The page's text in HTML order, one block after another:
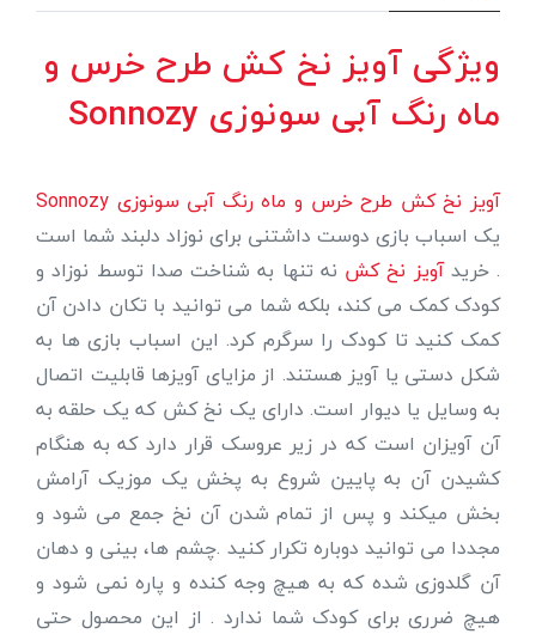
ویژگی آویز نخ کش طرح خرس و
ماه رنگ آبی سونوزی Sonnozy
آویز نخ کش طرح خرس و ماه رنگ آبی سونوزی Sonnozy
یک اسباب بازی دوست داشتنی برای نوزاد دلبند شما است
. خریدآویز نخ کش نه تنها به شناخت صدا توسط نوزاد و
کودک کمک می کند، بلکه شما می توانید با تکان دادن آن
کمک کنید تا کودک را سرگرم کرد. این اسباب بازی ها به
شکل دستی یا آویز هستند. از مزایای آویزها قابلیت اتصال
به وسایل یا دیوار است. دارای یک نخ کش که یک حلقه به
آن آویزان است که در زیر عروسک قرار دارد که به هنگام
کشیدن آن به پایین شروع به پخش یک موزیک آرامش
بخش میکند و پس از تمام شدن آن نخ جمع می شود و
مجددا می توانید دوباره تکرار کنید .چشم ها، بینی و دهان
آن گلدوزی شده که به هیچ وجه کنده و پاره نمی شود و
هیچ ضرری برای کودک شما ندارد . از این محصول حتی